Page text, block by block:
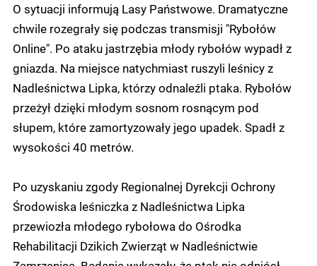
O sytuacji informują Lasy Państwowe. Dramatyczne
chwile rozegrały się podczas transmisji "Rybołów
Online". Po ataku jastrzębia młody rybołów wypadł z
gniazda. Na miejsce natychmiast ruszyli leśnicy z
Nadleśnictwa Lipka, którzy odnaleźli ptaka. Rybołów
przeżył dzięki młodym sosnom rosnącym pod
słupem, które zamortyzowały jego upadek. Spadł z
wysokości 40 metrów.
Po uzyskaniu zgody Regionalnej Dyrekcji Ochrony
Środowiska leśniczka z Nadleśnictwa Lipka
przewiozła młodego rybołowa do Ośrodka
Rehabilitacji Dzikich Zwierząt w Nadleśnictwie